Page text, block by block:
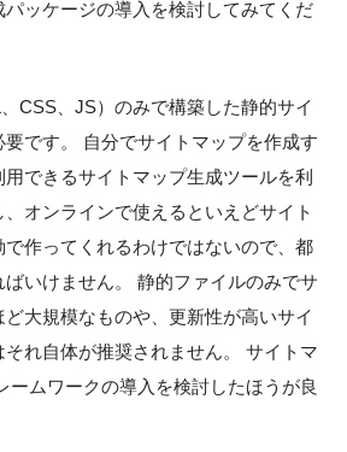
ッケージの導入を検討してみてくだ
CSS、JS）のみで構築した静的サイ
要です。 自分でサイトマップを作成す
できるサイトマップ生成ツールを利
オンラインで使えるといえどサイト
作ってくれるわけではないので、都
いけません。 静的ファイルのみでサ
大規模なものや、更新性が高いサイ
それ自体が推奨されません。 サイトマ
ームワークの導入を検討したほうが良